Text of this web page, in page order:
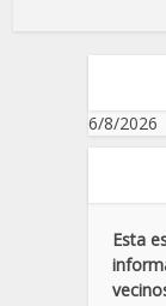
6/8/2026
Esta